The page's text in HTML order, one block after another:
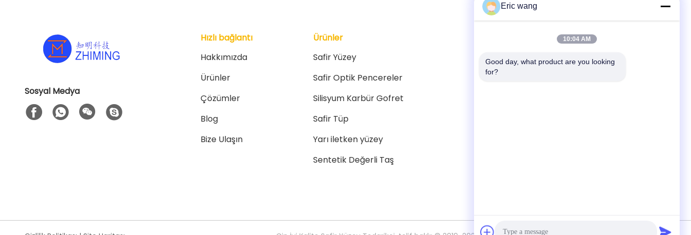
Sosyal Medya
Hızlı bağlantı
Hakkımızda
Ürünler
Çözümler
Blog
Bize Ulaşın
Ürünler
Safir Yüzey
Safir Optik Pencereler
Silisyum Karbür Gofret
Safir Tüp
Yarı iletken yüzey
Sentetik Değerli Taş
tel
Eric wang
10:04 AM
Good day, what product are you looking
for?